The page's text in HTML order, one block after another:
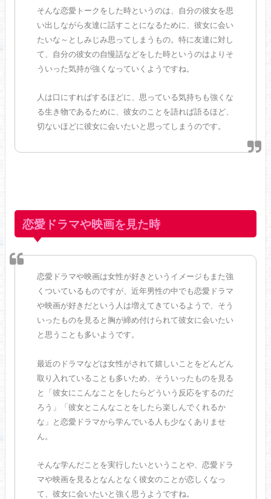
そんな恋愛トークをした時というのは、自分の彼女を思
い出しながら友達に話すことになるために、彼女に会い
たいな～としみじみ思ってしまうもの。特に友達に対し
て、自分の彼女の自慢話などをした時というのはよりそ
ういった気持が強くなっていくようですね。
人は口にすればするほどに、思っている気持ちも強くな
る生き物であるために、彼女のことを語れば語るほど、
切ないほどに彼女に会いたいと思ってしまうのです。
恋愛ドラマや映画を見た時
恋愛ドラマや映画は女性が好きというイメージもまた強
くついているものですが、近年男性の中でも恋愛ドラマ
や映画が好きだという人は増えてきているようで、そう
いったものを見ると胸が締め付けられて彼女に会いたい
と思うことも多いようです。
最近のドラマなどは女性がされて嬉しいことをどんどん
取り入れていることも多いため、そういったものを見る
と「彼女にこんなことをしたらどういう反応をするのだ
ろう」「彼女とこんなことをしたら楽しんでくれるか
な」と恋愛ドラマから学んでいる人も少なくありませ
ん。
そんな学んだことを実行したいということや、恋愛ドラ
マや映画を見るとなんとなく彼女のことが恋しくなっ
て、彼女に会いたいと強く思うようですね。